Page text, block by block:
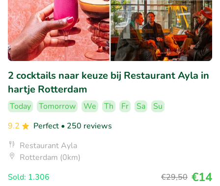
2 cocktails naar keuze bij Restaurant Ayla in
hartje Rotterdam
Today Tomorrow We Th Fr Sa
Su
9.2
Perfect • 250 reviews
Restaurant Ayla
Rotterdam (0km)
Sold: 1.306
€29,50 €14